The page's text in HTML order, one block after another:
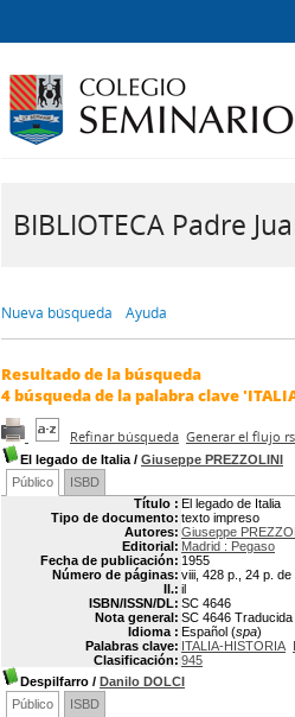
BIBLIOTECA Padre
Nueva búsqueda Ayuda
Resultado de la búsqueda
4búsqueda de la palabra clave
Refinar búsqueda Generar el flujo
El legado de Italia / Giuseppe PREZZOLINI
Público
ISBD
Título : El legado de Italia
Tipo de documento: texto impreso
Autores: Giuseppe
Editorial: Madrid : Pegaso
Fecha de publicación: 1955
Número de páginas: viii, 428 p., 24 p. de
Il.: il
ISBN/ISSN/DL: SC 4646
Nota general: SC 4646
Idioma : Español (spa)
Palabras clave: ITALIA-HISTORIA
Clasificación: 945
Despilfarro / Danilo DOLCI
Público
ISBD